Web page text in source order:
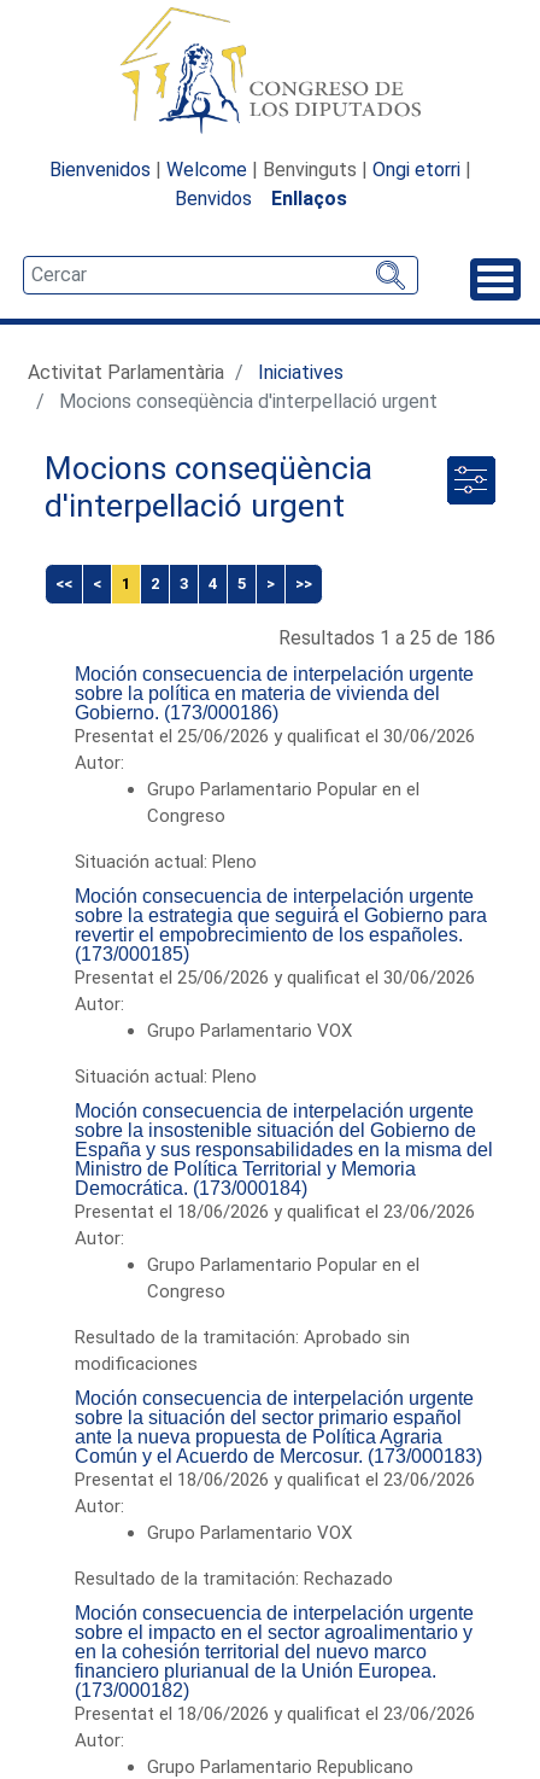
Bienvenidos | Welcome | Benvinguts | Ongi etorri |
Benvidos
Enllaços
Activitat Parlamentària
Iniciatives
Mocions conseqüència d'interpellació urgent
Mocions conseqüència
d'interpellació urgent
<< < 1 2 3 4 5 > >>
Resultados 1 a 25 de 186
Moción consecuencia de interpelación urgente
sobre la política en materia de vivienda del
Gobierno. (173/000186)
Presentat el 25/06/2026 y qualificat el 30/06/2026
Autor:
Grupo Parlamentario Popular en el
Congreso
Situación actual: Pleno
Moción consecuencia de interpelación urgente
sobre la estrategia que seguirá el Gobierno para
revertir el empobrecimiento de los españoles.
(173/000185)
Presentat el 25/06/2026 y qualificat el 30/06/2026
Autor:
Grupo Parlamentario VOX
Situación actual: Pleno
Moción consecuencia de interpelación urgente
sobre la insostenible situación del Gobierno de
España y sus responsabilidades en la misma del
Ministro de Política Territorial y Memoria
Democrática. (173/000184)
Presentat el 18/06/2026 y qualificat el 23/06/2026
Autor:
Grupo Parlamentario Popular en el
Congreso
Resultado de la tramitación: Aprobado sin
modificaciones
Moción consecuencia de interpelación urgente
sobre la situación del sector primario español
ante la nueva propuesta de Política Agraria
Común y el Acuerdo de Mercosur. (173/000183)
Presentat el 18/06/2026 y qualificat el 23/06/2026
Autor:
Grupo Parlamentario VOX
Resultado de la tramitación: Rechazado
Moción consecuencia de interpelación urgente
sobre el impacto en el sector agroalimentario y
en la cohesión territorial del nuevo marco
financiero plurianual de la Unión Europea.
(173/000182)
Presentat el 18/06/2026 y qualificat el 23/06/2026
Autor:
Grupo Parlamentario Republicano